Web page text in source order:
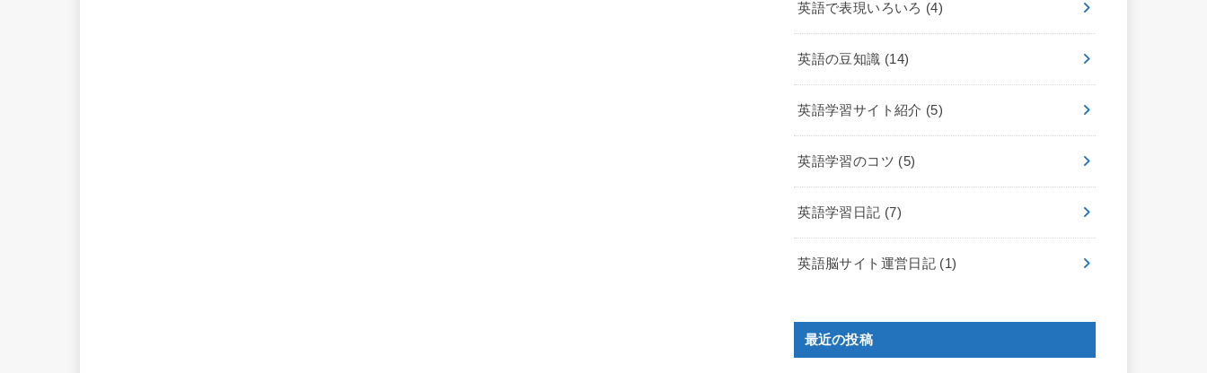
英語で表現いろいろ (4)
英語の豆知識 (14)
英語学習サイト紹介 (5)
英語学習のコツ (5)
英語学習日記 (7)
英語脳サイト運営日記 (1)
最近の投稿